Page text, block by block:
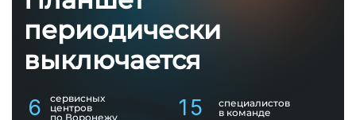
периодически
выключается
6
сервисных
центров
по Воронежу
15
специалистов
в команде